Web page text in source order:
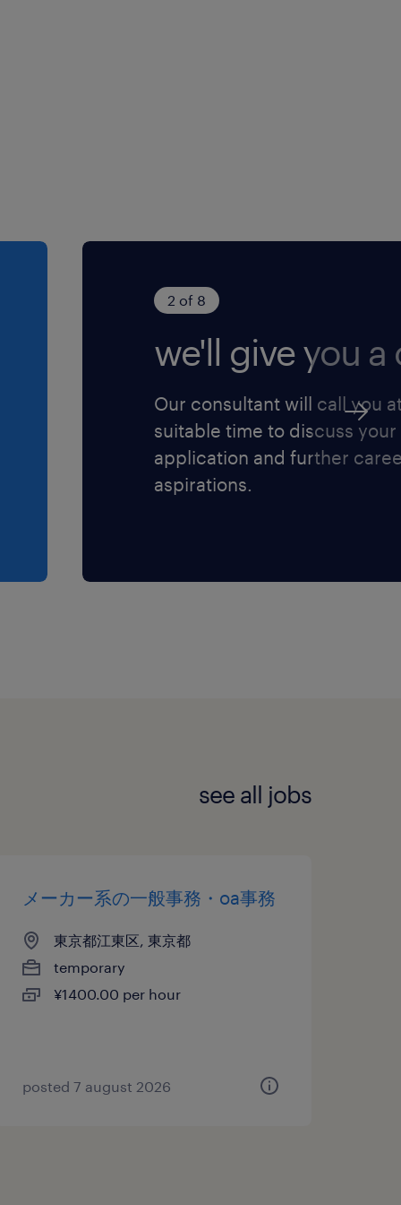
2 of 8
we'll give you a
Our consultant will call you
suitable time to discuss your
application and further
aspirations.
see all jobs
メーカー系の一般事務・oa事務
東京都江東区, 東京都
temporary
¥1400.00 per hour
posted 7 august 2026